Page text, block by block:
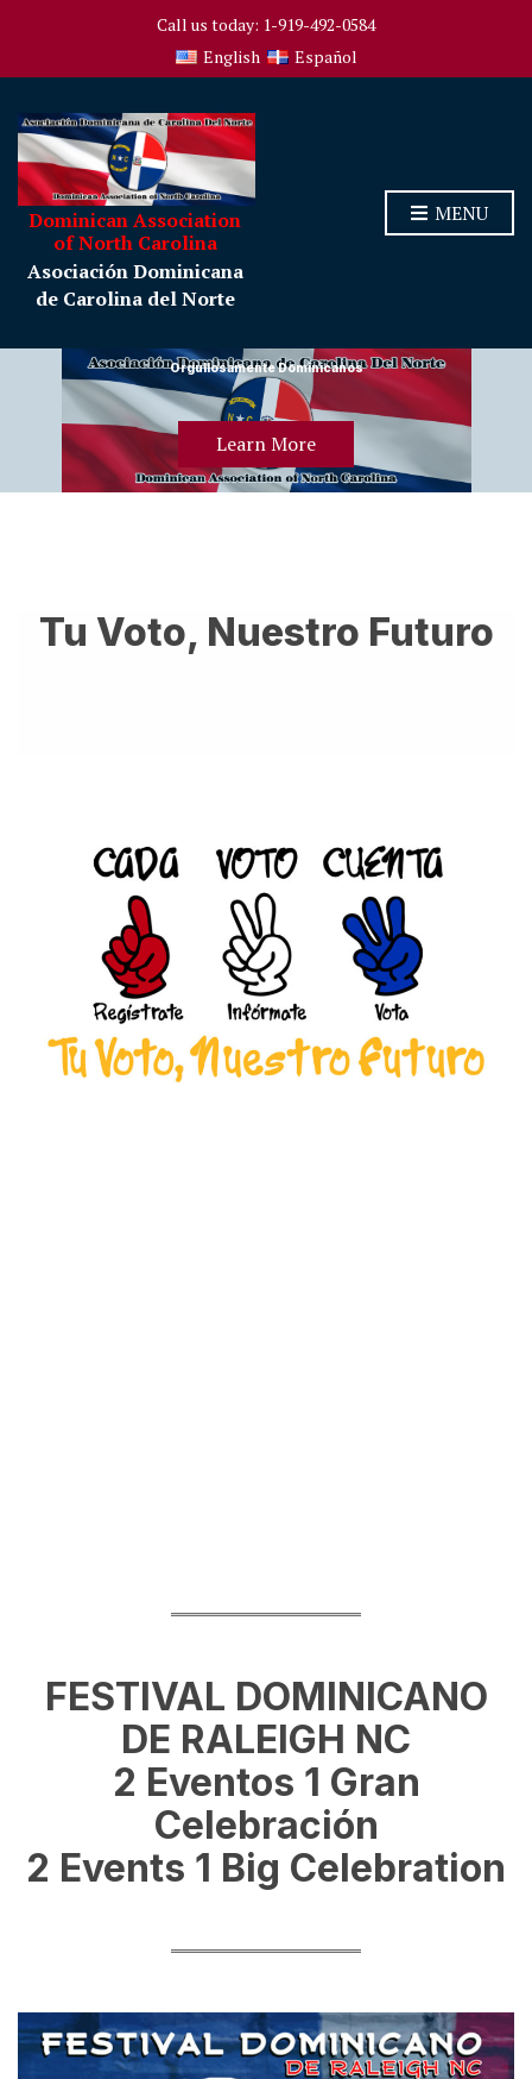
Call us today: 1-919-492-0584
English
Español
Dominican Association
of North Carolina
Asociación Dominicana
de Carolina del Norte
MENU
Orgullosamente Dominicanos
Learn More
Tu Voto, Nuestro Futuro
FESTIVAL DOMINICANO
DE RALEIGH NC
2 Eventos 1 Gran
Celebración
2 Events 1 Big Celebration